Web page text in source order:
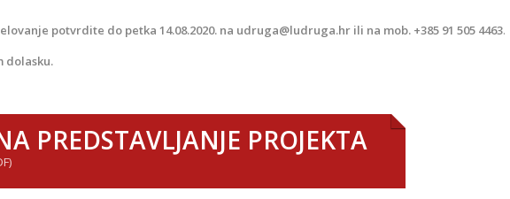
potvrdite do petka 14.08.2020. na udruga@ludruga.hr ili na mob. +385 91 505 4463.
dolasku.
PREDSTAVLJANJE PROJEKTA